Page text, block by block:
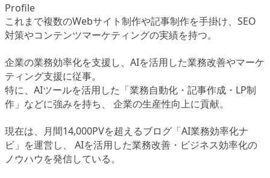
Profile
これまで複数のWebサイト制作や記事制作を手掛け、SEO
対策やコンテンツマーケティングの実績を持つ。
企業の業務効率化を支援し、AIを活用した業務改善やマーケ
ティング支援に従事。
特に、AIツールを活用した「業務自動化・記事作成・LP制
作」などに強みを持ち、 企業の生産性向上に貢献。
現在は、月間14,000PVを超えるブログ「AI業務効率化ナ
ビ」を運営し、 AIを活用した業務改善・ビジネス効率化の
ノウハウを発信している。